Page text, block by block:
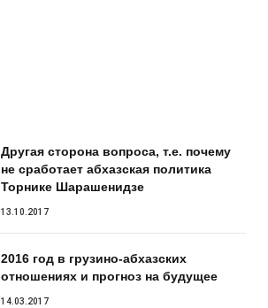
Другая сторона вопроса, т.е. почему
не сработает абхазская политика
Торнике Шарашенидзе
13.10.2017
2016 год в грузино-абхазских
отношениях и прогноз на будущее
14.03.2017